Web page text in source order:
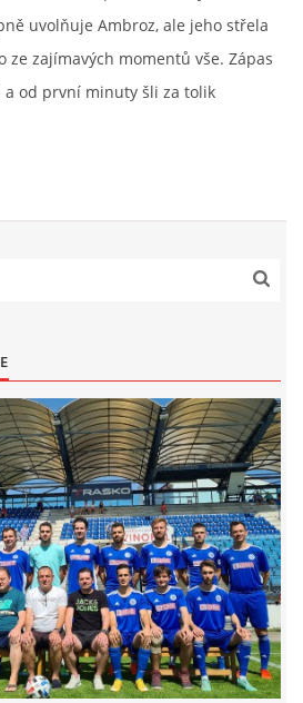
eStránky.cz |RSS
uvolňuje Ambroz, ale jeho střela
ze zajímavých momentů vše. Zápas
a od první minuty šli za tolik